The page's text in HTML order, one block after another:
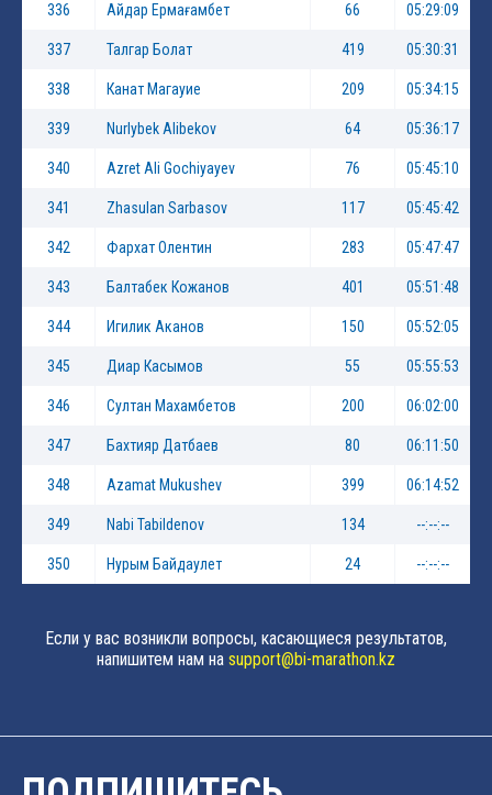
336 Айдар Ермағамбет 66 05:29:09
337 Талгар Болат 419 05:30:31
338 Канат Магауие 209 05:34:15
339 Nurlybek Alibekov 64 05:36:17
340 Azret Ali Gochiyayev 76 05:45:10
341 Zhasulan Sarbasov 117 05:45:42
342 Фархат Олентин 283 05:47:47
343 Балтабек Кожанов 401 05:51:48
344 Игилик Аканов 150 05:52:05
345 Диар Касымов 55 05:55:53
346 Султан Махамбетов 200 06:02:00
347 Бахтияр Датбаев 80 06:11:50
348 Azamat Mukushev 399 06:14:52
349 Nabi Tabildenov 134 --:--:--
350 Нурым Байдаулет 24 --:--:--
Если у вас возникли вопросы, касающиеся результатов,
напишитем нам на support@bi-marathon.kz